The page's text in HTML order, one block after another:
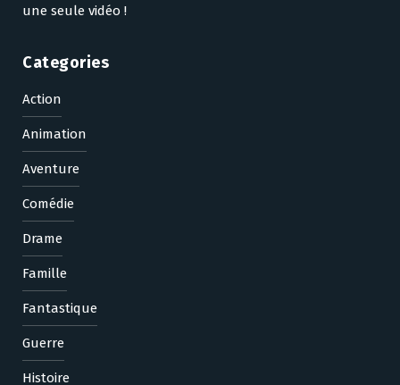
une seule vidéo !
Categories
Action
Animation
Aventure
Comédie
Drame
Famille
Fantastique
Guerre
Histoire